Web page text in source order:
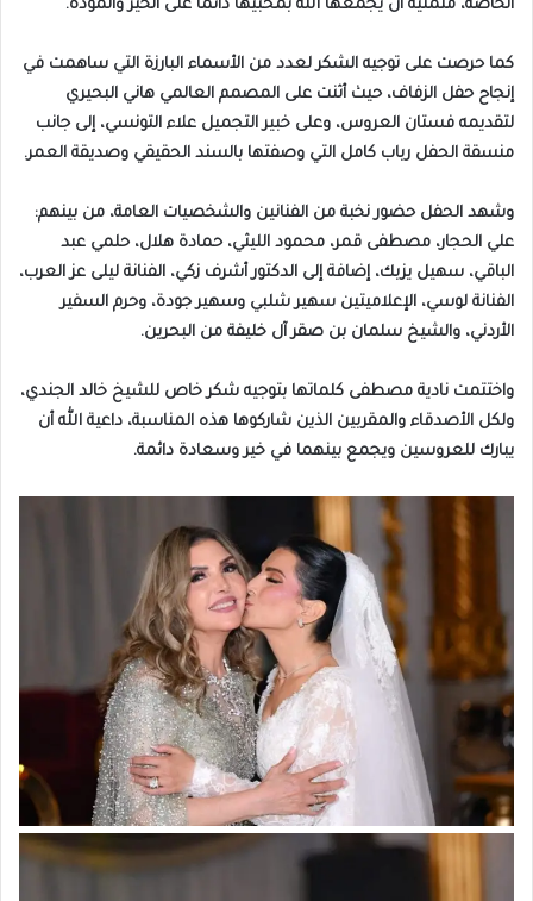
الخاصة، متمنية أن يجمعها الله بمحبيها دائمًا على الخير والمودة.
كما حرصت على توجيه الشكر لعدد من الأسماء البارزة التي ساهمت في
إنجاح حفل الزفاف، حيث أثنت على المصمم العالمي هاني البحيري
لتقديمه فستان العروس، وعلى خبير التجميل علاء التونسي، إلى جانب
منسقة الحفل رباب كامل التي وصفتها بالسند الحقيقي وصديقة العمر.
وشهد الحفل حضور نخبة من الفنانين والشخصيات العامة، من بينهم:
علي الحجار، مصطفى قمر، محمود الليثي، حمادة هلال، حلمي عبد
الباقي، سهيل يزبك، إضافة إلى الدكتور أشرف زكي، الفنانة ليلى عز العرب،
الفنانة لوسي، الإعلاميتين سهير شلبي وسهير جودة، وحرم السفير
الأردني، والشيخ سلمان بن صقر آل خليفة من البحرين.
واختتمت نادية مصطفى كلماتها بتوجيه شكر خاص للشيخ خالد الجندي،
ولكل الأصدقاء والمقربين الذين شاركوها هذه المناسبة، داعية الله أن
يبارك للعروسين ويجمع بينهما في خير وسعادة دائمة.